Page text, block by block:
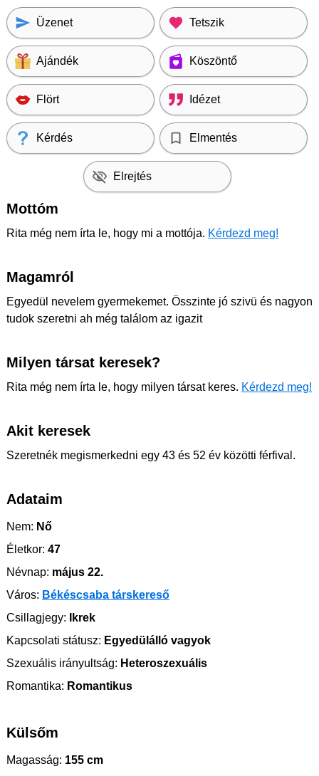
Üzenet Tetszik
Ajándék Köszöntő
Flört Idézet
Kérdés Elmentés
Elrejtés
Mottóm
Rita még nem írta le, hogy mi a mottója. Kérdezd meg!
Magamról
Egyedül nevelem gyermekemet. Összinte jó szivü és nagyon
tudok szeretni ah még találom az igazit
Milyen társat keresek?
Rita még nem írta le, hogy milyen társat keres. Kérdezd meg!
Akit keresek
Szeretnék megismerkedni egy 43 és 52 év közötti férfival.
Adataim
Nem: Nő
Életkor: 47
Névnap: május 22.
Város: Békéscsaba társkereső
Csillagjegy: Ikrek
Kapcsolati státusz: Egyedülálló vagyok
Szexuális irányultság: Heteroszexuális
Romantika: Romantikus
Külsőm
Magasság: 155 cm